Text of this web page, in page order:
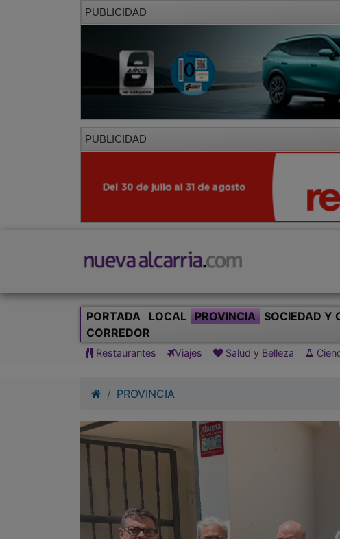
PUBLICIDAD
PUBLICIDAD
PORTADA LOCAL PROVINCIA SOCIEDAD Y
CORREDOR
Restaurantes Viajes Salud y Belleza
PROVINCIA